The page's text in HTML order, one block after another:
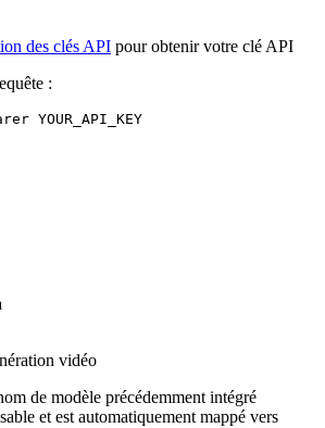
des clés API pour obtenir votre clé API
:
YOUR_API_KEY
vidéo
de modèle précédemment intégré
et est automatiquement mappé vers